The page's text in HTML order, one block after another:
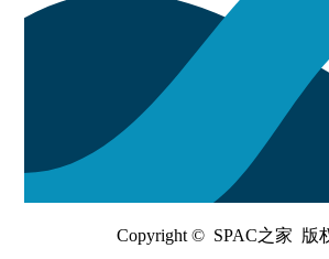
Copyright © SPAC之家 版